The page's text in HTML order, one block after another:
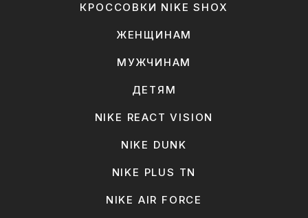
КРОССОВКИ NIKE SHOX
ЖЕНЩИНАМ
МУЖЧИНАМ
ДЕТЯМ
NIKE REACT VISION
NIKE DUNK
NIKE PLUS TN
NIKE AIR FORCE